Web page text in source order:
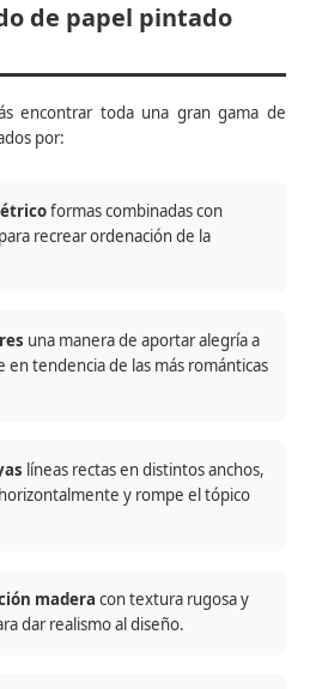
de papel pintado
encontrar toda una gran gama de
por:
formas combinadas con
recrear ordenación de la
una manera de aportar alegría a
en tendencia de las más románticas
líneas rectas en distintos anchos,
y rompe el tópico
madera con textura rugosa y
dar realismo al diseño.